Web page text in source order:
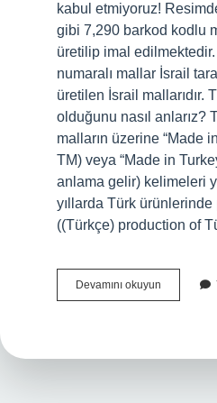
kabul etmiyoruz!
gibi 7,290 barkod kodlu
üretilip imal
numaralı mallar İsrail
üretilen İsrail mallarıdır.
olduğunu nasıl anlarız?
malların üzerine “Made
TM) veya “Made in
anlama gelir) kelimeleri
yıllarda Türk
((Türkçe) production of
Devamını okuyun
Ürünü